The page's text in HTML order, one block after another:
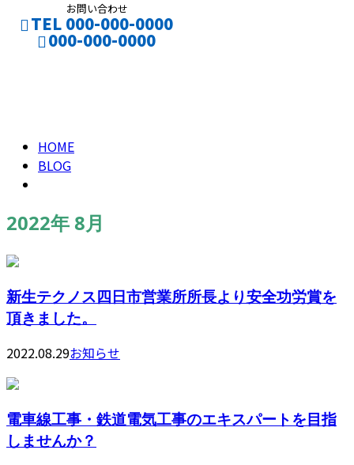
お問い合わせ
TEL 000-000-0000
000-000-0000
HOME
BLOG
2022年 8月
新生テクノス四日市営業所所長より安全功労賞を
頂きました。
2022.08.29お知らせ
電車線工事・鉄道電気工事のエキスパートを目指
しませんか？